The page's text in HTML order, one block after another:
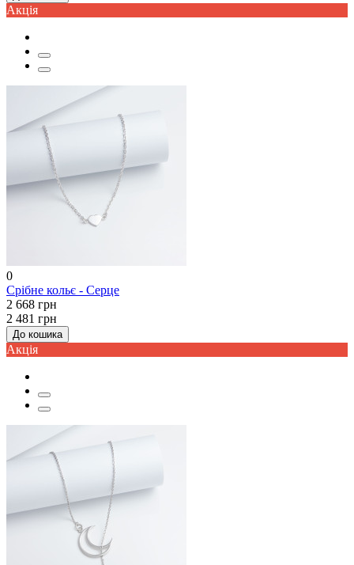
Акцiя
0
Срібне кольє - Серце
2 668 грн
2 481 грн
До кошика
Акцiя